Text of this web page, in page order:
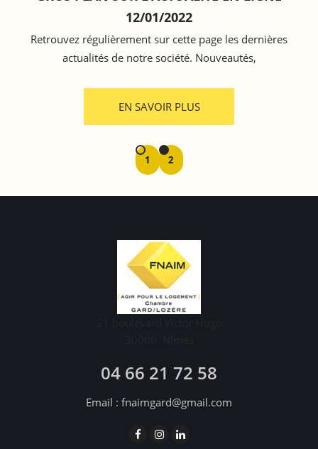
12/01/2022
Retrouvez régulièrement sur cette page les dernières
actualités de notre société. Nouveautés,
EN SAVOIR PLUS
1 2
04 66 21 72 58
Email : fnaimgard@gmail.com